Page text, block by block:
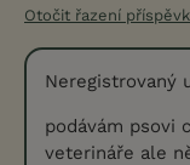
Otočit řazení
Neregistrovaný
podávám psovi
veterináře ale